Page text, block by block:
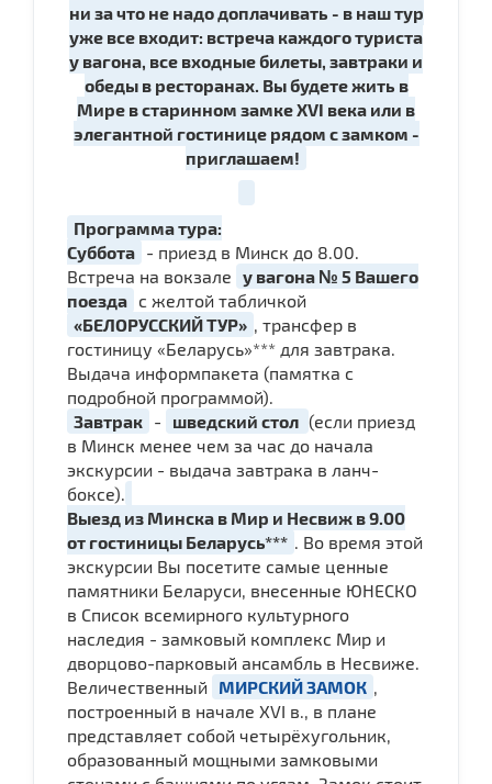
ни за что не надо доплачивать - в наш тур
уже все входит: встреча каждого туриста
у вагона, все входные билеты, завтраки и
обеды в ресторанах. Вы будете жить в
Мире в старинном замке XVI века или в
элегантной гостинице рядом с замком -
приглашаем!
Программа тура:
Суббота - приезд в Минск до 8.00.
Встреча на вокзале у вагона № 5 Вашего
поезда с желтой табличкой
«БЕЛОРУССКИЙ ТУР»
, трансфер в
гостиницу «Беларусь»*** для завтрака.
Выдача информпакета (памятка с
подробной программой).
Завтрак - шведский стол (если приезд
в Минск менее чем за час до начала
экскурсии - выдача завтрака в ланч-
боксе).
Выезд из Минска в Мир и Несвиж в 9.00
от гостиницы Беларусь***
. Во время этой
экскурсии Вы посетите самые ценные
памятники Беларуси, внесенные ЮНЕСКО
в Список всемирного культурного
наследия - замковый комплекс Мир и
дворцово-парковый ансамбль в Несвиже.
Величественный
МИРСКИЙ ЗАМОК
построенный в начале XVI в., в плане
представляет собой четырёхугольник,
образованный мощными замковыми